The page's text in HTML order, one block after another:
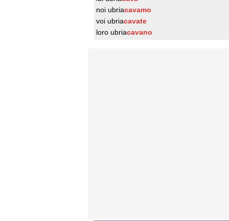
noi ubriacavamo
voi ubriacavate
loro ubriacavano